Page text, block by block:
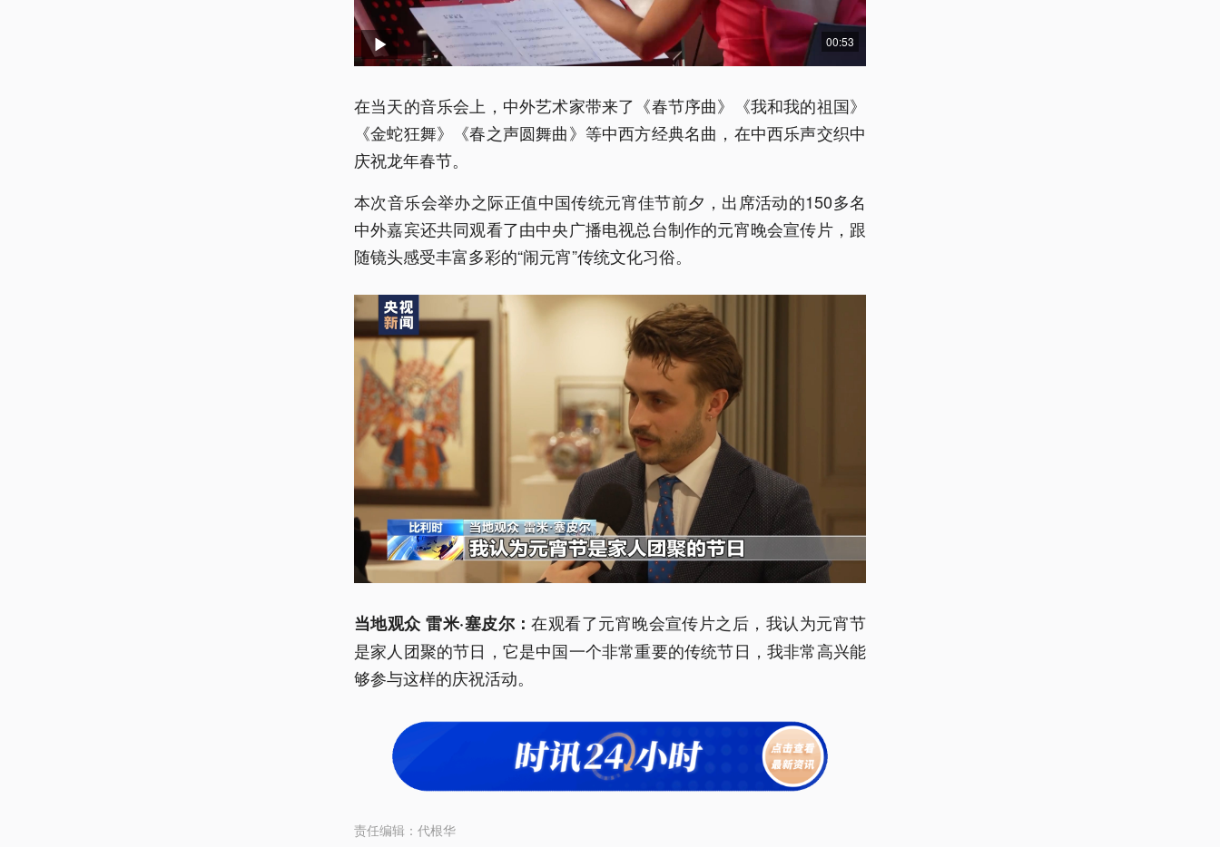
00:53
在当天的音乐会上，中外艺术家带来了《春节序曲》《我和我的祖国》
《金蛇狂舞》《春之声圆舞曲》等中西方经典名曲，在中西乐声交织中
庆祝龙年春节。
本次音乐会举办之际正值中国传统元宵佳节前夕，出席活动的150多名
中外嘉宾还共同观看了由中央广播电视总台制作的元宵晚会宣传片，跟
随镜头感受丰富多彩的“闹元宵”传统文化习俗。
当地观众 雷米·塞皮尔：在观看了元宵晚会宣传片之后，我认为元宵节
是家人团聚的节日，它是中国一个非常重要的传统节日，我非常高兴能
够参与这样的庆祝活动。
责任编辑： 代根华